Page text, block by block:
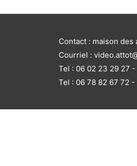
Contact : maison des
Courriel :
Tel : 06 02 23 29 27
Tel : 06 78 82 67 72